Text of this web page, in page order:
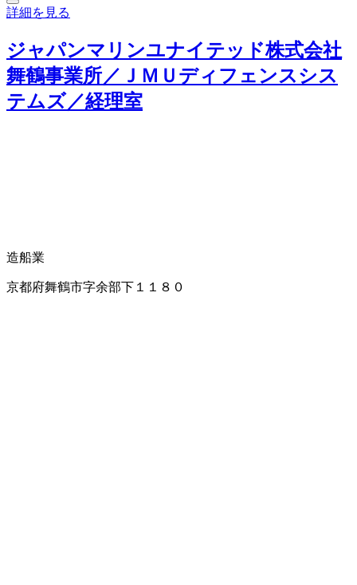
詳細を見る
ジャパンマリンユナイテッド株式会社
舞鶴事業所／ＪＭＵディフェンスシス
テムズ／経理室
造船業
京都府舞鶴市字余部下１１８０